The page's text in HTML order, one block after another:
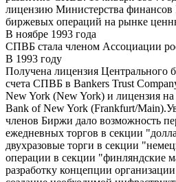
лицензию Министерства финансов
биржевых операций на рынке
В ноябре 1993 года
СПВБ стала членом Ассоциации
В 1993 году
Получена лицензия Центрального
счета СПВБ в Bankers Trust
New York (New York) и лицензия на
Bank of New York (Frankfurt/
членов Биржи дало возможность
ежедневных торгов в секции
двухразовые торги в секции
операции в секции "финляндские
разработку концепции